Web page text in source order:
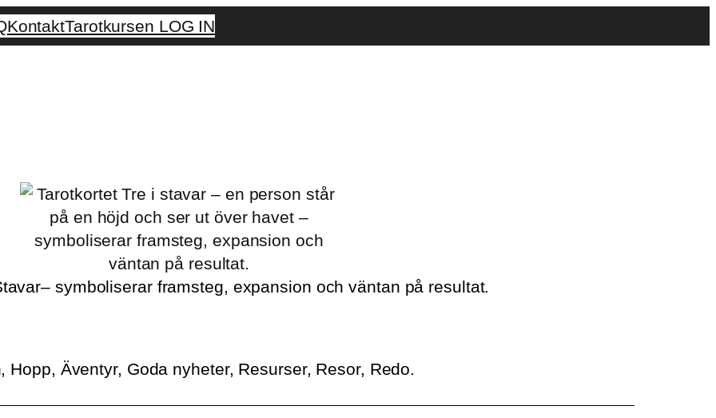
KontaktTarotkursen LOG IN
symboliserar framsteg, expansion och väntan på resultat.
Hopp, Äventyr, Goda nyheter, Resurser, Resor, Redo.